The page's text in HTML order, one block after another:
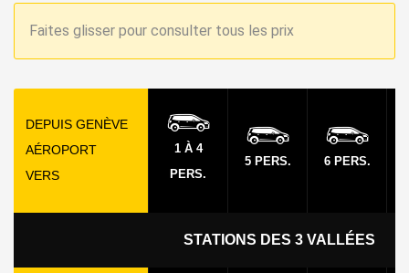
Faites glisser pour consulter tous les prix
DEPUIS GENÈVE
AÉROPORT
VERS
1 À 4
PERS.
5 PERS. 6 PERS.
STATIONS DES 3 VALLÉES